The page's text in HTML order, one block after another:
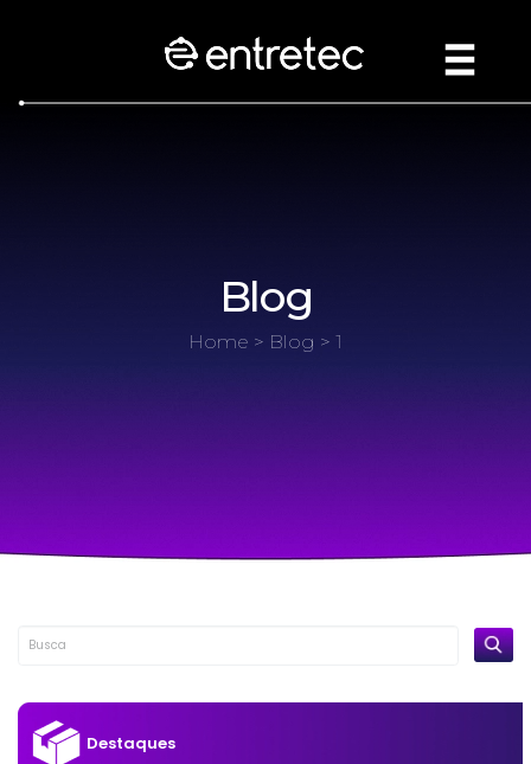
Blog
Home > Blog > 1
Destaques